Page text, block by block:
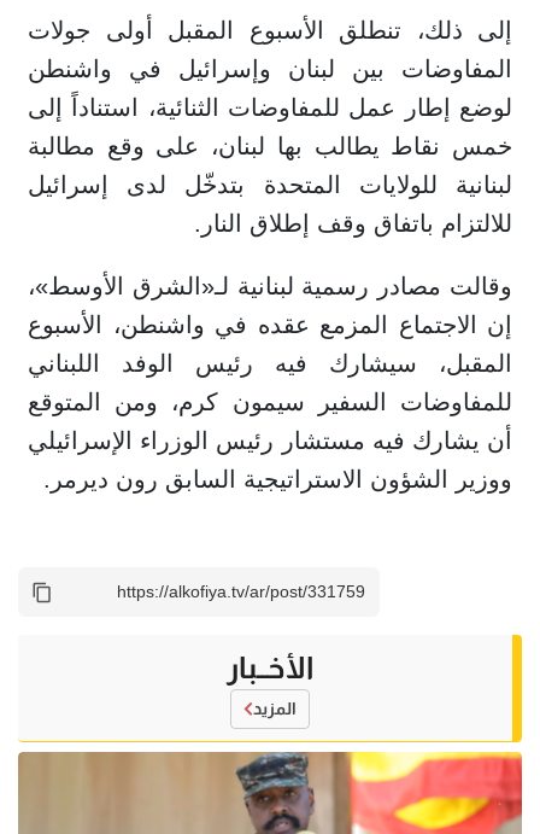
إلى ذلك، تنطلق الأسبوع المقبل أولى جولات
المفاوضات بين لبنان وإسرائيل في واشنطن
لوضع إطار عمل للمفاوضات الثنائية، استناداً إلى
خمس نقاط يطالب بها لبنان، على وقع مطالبة
لبنانية للولايات المتحدة بتدخّل لدى إسرائيل
للالتزام باتفاق وقف إطلاق النار.
وقالت مصادر رسمية لبنانية لـ«الشرق الأوسط»،
إن الاجتماع المزمع عقده في واشنطن، الأسبوع
المقبل، سيشارك فيه رئيس الوفد اللبناني
للمفاوضات السفير سيمون كرم، ومن المتوقع
أن يشارك فيه مستشار رئيس الوزراء الإسرائيلي
ووزير الشؤون الاستراتيجية السابق رون ديرمر.
الأخــبار
المزيد